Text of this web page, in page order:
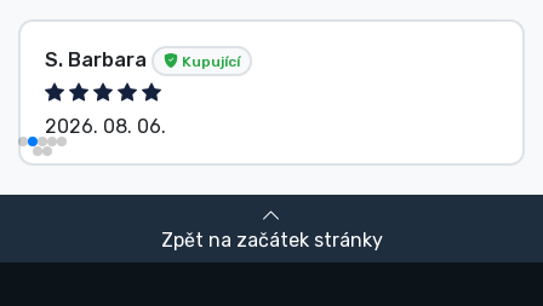
S. Barbara Kupující
2026. 08. 06.
Zpět na začátek stránky